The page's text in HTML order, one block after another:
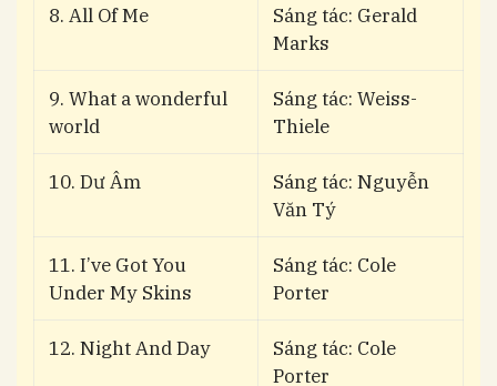
8. All Of Me
Sáng tác: Gerald
Marks
9. What a wonderful
world
Sáng tác: Weiss-
Thiele
10. Dư Âm
Sáng tác: Nguyễn
Văn Tý
11. I’ve Got You
Under My Skins
Sáng tác: Cole
Porter
12. Night And Day
Sáng tác: Cole
Porter